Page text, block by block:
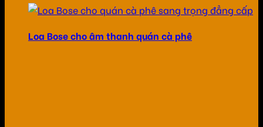
Loa Bose cho âm thanh quán cà phê